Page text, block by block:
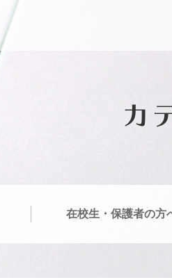
カ
在校生・保護者の方